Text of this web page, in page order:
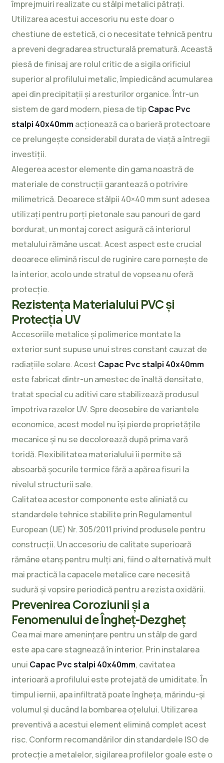
împrejmuiri realizate cu stâlpi metalici pătrați.
Utilizarea acestui accesoriu nu este doar o
chestiune de estetică, ci o necesitate tehnică pentru
a preveni degradarea structurală prematură. Această
piesă de finisaj are rolul critic de a sigila orificiul
superior al profilului metalic, împiedicând acumularea
apei din precipitații și a resturilor organice. Într-un
sistem de gard modern, piesa de tipCapac Pvc
stalpi 40x40mm acționează ca o barieră protectoare
ce prelungește considerabil durata de viață a întregii
investiții.
Alegerea acestor elemente din gama noastră de
materiale de construcții garantează o potrivire
milimetrică. Deoarece stâlpii 40×40 mm sunt adesea
utilizați pentru porți pietonale sau panouri de gard
bordurat, un montaj corect asigură că interiorul
metalului rămâne uscat. Acest aspect este crucial
deoarece elimină riscul de ruginire care pornește de
la interior, acolo unde stratul de vopsea nu oferă
protecție.
Rezistența Materialului PVC și
Protecția UV
Accesoriile metalice și polimerice montate la
exterior sunt supuse unui stres constant cauzat de
radiațiile solare. Acest Capac Pvc stalpi 40x40mm
este fabricat dintr-un amestec de înaltă densitate,
tratat special cu aditivi care stabilizează produsul
împotriva razelor UV. Spre deosebire de variantele
economice, acest model nu își pierde proprietățile
mecanice și nu se decolorează după prima vară
toridă. Flexibilitatea materialului îi permite să
absoarbă șocurile termice fără a apărea fisuri la
nivelul structurii sale.
Calitatea acestor componente este aliniată cu
standardele tehnice stabilite prinRegulamentul
European (UE) Nr. 305/2011 privind produsele pentru
construcții. Un accesoriu de calitate superioară
rămâne etanș pentru mulți ani, fiind o alternativă mult
mai practică la capacele metalice care necesită
sudură și vopsire periodică pentru a rezista oxidării.
Prevenirea Coroziunii și a
Fenomenului de Îngheț-Dezgheț
Cea mai mare amenințare pentru un stâlp de gard
este apa care stagnează în interior. Prin instalarea
unui Capac Pvc stalpi 40x40mm, cavitatea
interioară a profilului este protejată de umiditate. În
timpul iernii, apa infiltrată poate îngheța, mărindu-și
volumul și ducând la bombarea oțelului. Utilizarea
preventivă a acestui element elimină complet acest
risc. Conform recomandărilor dinstandardele ISO de
protecție a metalelor, sigilarea profilelor goale este o